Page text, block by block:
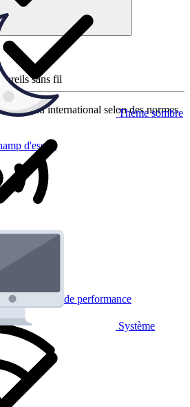
Thème sombre
Système
sans fil
au niveau international selon des normes
d'essais
et de performance